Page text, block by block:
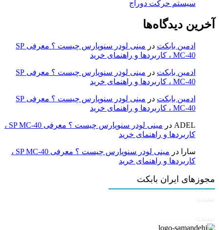
سیستم حرکت دوراج
آخرین دیدگاه‌ها
ادمین بابکت در
مینی لودر سنوپارس چیست ؟ معرفی SP
MC-40 ، کاربردها و راهنمای خرید
ادمین بابکت در
مینی لودر سنوپارس چیست ؟ معرفی SP
MC-40 ، کاربردها و راهنمای خرید
ادمین بابکت در
مینی لودر سنوپارس چیست ؟ معرفی SP
MC-40 ، کاربردها و راهنمای خرید
ADEL در
مینی لودر سنوپارس چیست ؟ معرفی SP MC-40 ،
کاربردها و راهنمای خرید
سارا در
مینی لودر سنوپارس چیست ؟ معرفی SP MC-40 ،
کاربردها و راهنمای خرید
مجوزهای ایران بابکت